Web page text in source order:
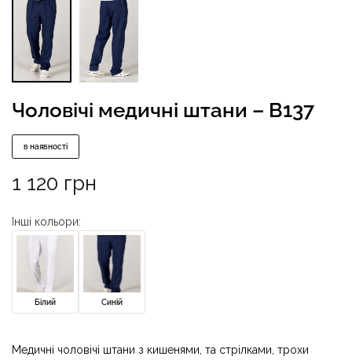
Чоловічі медичні штани – B137
в наявності
1 120 грн
Інші кольори:
Білий Синій
Медичні чоловічі штани з кишенями, та стрілками, трохи